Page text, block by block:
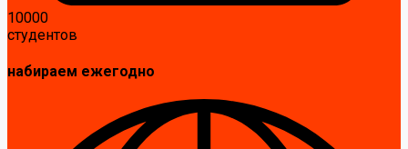
10000
студентов
набираем ежегодно